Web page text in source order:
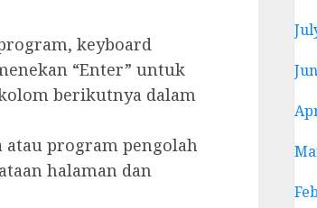
keyboard
“Enter” untuk
berikutnya dalam
atau program pengolah
halaman dan